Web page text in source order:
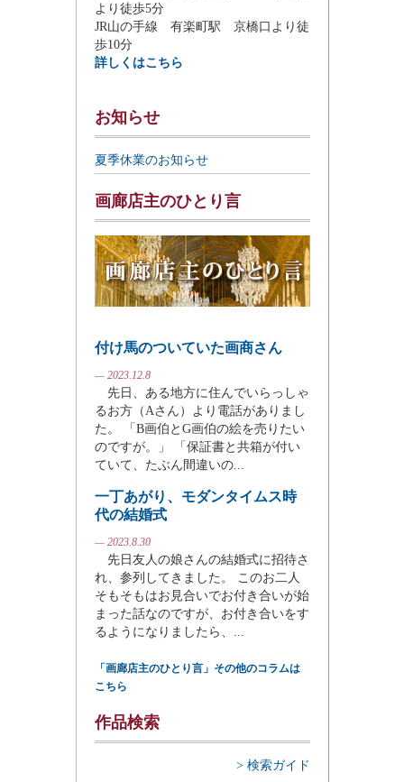
より徒歩5分
JR山の手線 有楽町駅 京橋口より徒
歩10分
詳しくはこちら
お知らせ
夏季休業のお知らせ
画廊店主のひとり言
付け馬のついていた画商さん
— 2023.12.8
先日、ある地方に住んでいらっしゃ
るお方（Aさん）より電話がありまし
た。 「B画伯とG画伯の絵を売りたい
のですが。」 「保証書と共箱が付い
ていて、たぶん間違いの...
一丁あがり、モダンタイムス時
代の結婚式
— 2023.8.30
先日友人の娘さんの結婚式に招待さ
れ、参列してきました。 このお二人
そもそもはお見合いでお付き合いが始
まった話なのですが、お付き合いをす
るようになりましたら、...
「画廊店主のひとり言」その他のコラムは
こちら
作品検索
> 検索ガイド